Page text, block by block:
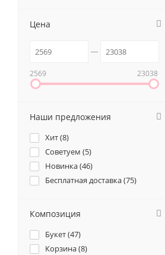
Цена
2569 23038
Наши предложения
Хит (8)
Советуем (5)
Новинка (46)
Бесплатная доставка (75)
Композиция
Букет (47)
Корзина (8)